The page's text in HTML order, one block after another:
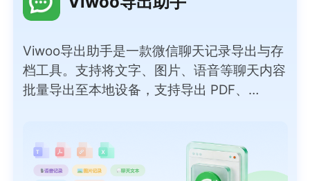
Viwoo导出助手是一款微信聊天记录导出与存
档工具。支持将文字、图片、语音等聊天内容
批量导出至本地设备，支持导出 PDF、